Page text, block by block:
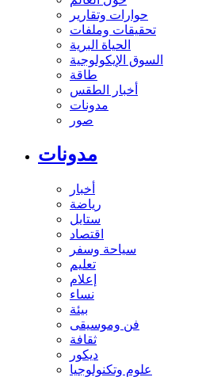
حوارات وتقارير
تحقيقات وملفات
الحياة البرية
السوق الإيكولوجية
طاقة
أخبار الطقس
مدونات
صور
مدونات
أخبار
رياضة
ستايل
اقتصاد
سياحة وسفر
تعليم
إعلام
نساء
بيئة
فن وموسيقى
ثقافة
ديكور
علوم وتكنولوجيا